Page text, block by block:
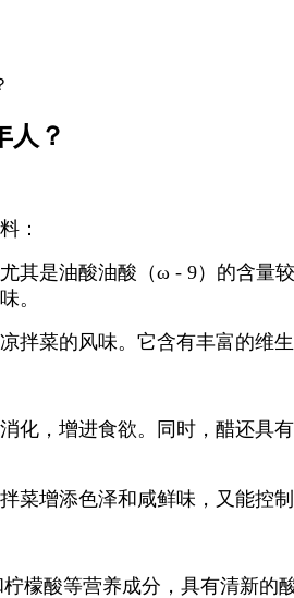
人？
：
其是油酸油酸（ω - 9）的含量
。
拌菜的风味。它含有丰富的维
化，增进食欲。同时，醋还具
菜增添色泽和咸鲜味，又能控
檬酸等营养成分，具有清新的